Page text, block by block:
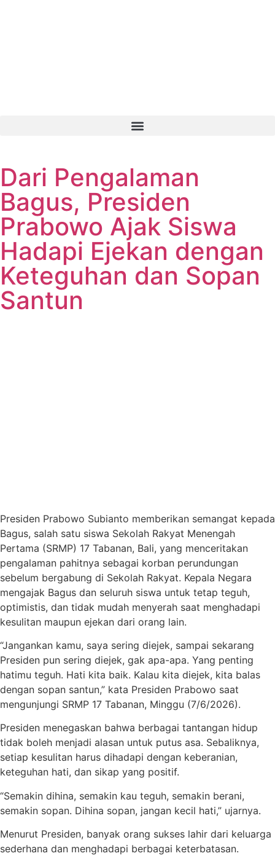
Dari Pengalaman
Bagus, Presiden
Prabowo Ajak Siswa
Hadapi Ejekan dengan
Keteguhan dan Sopan
Santun
Presiden Prabowo Subianto memberikan semangat kepada
Bagus, salah satu siswa Sekolah Rakyat Menengah
Pertama (SRMP) 17 Tabanan, Bali, yang menceritakan
pengalaman pahitnya sebagai korban perundungan
sebelum bergabung di Sekolah Rakyat. Kepala Negara
mengajak Bagus dan seluruh siswa untuk tetap teguh,
optimistis, dan tidak mudah menyerah saat menghadapi
kesulitan maupun ejekan dari orang lain.
“Jangankan kamu, saya sering diejek, sampai sekarang
Presiden pun sering diejek, gak apa-apa. Yang penting
hatimu teguh. Hati kita baik. Kalau kita diejek, kita balas
dengan sopan santun,” kata Presiden Prabowo saat
mengunjungi SRMP 17 Tabanan, Minggu (7/6/2026).
Presiden menegaskan bahwa berbagai tantangan hidup
tidak boleh menjadi alasan untuk putus asa. Sebaliknya,
setiap kesulitan harus dihadapi dengan keberanian,
keteguhan hati, dan sikap yang positif.
“Semakin dihina, semakin kau teguh, semakin berani,
semakin sopan. Dihina sopan, jangan kecil hati,” ujarnya.
Menurut Presiden, banyak orang sukses lahir dari keluarga
sederhana dan menghadapi berbagai keterbatasan.